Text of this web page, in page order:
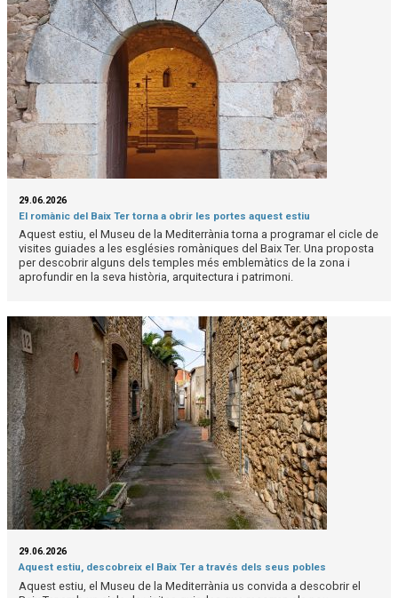
29.06.2026
El romànic del Baix Ter torna a obrir les portes aquest estiu
Aquest estiu, el Museu de la Mediterrània torna a programar el cicle de
visites guiades a les esglésies romàniques del Baix Ter. Una proposta
per descobrir alguns dels temples més emblemàtics de la zona i
aprofundir en la seva història, arquitectura i patrimoni.
29.06.2026
Aquest estiu, descobreix el Baix Ter a través dels seus pobles
Aquest estiu, el Museu de la Mediterrània us convida a descobrir el